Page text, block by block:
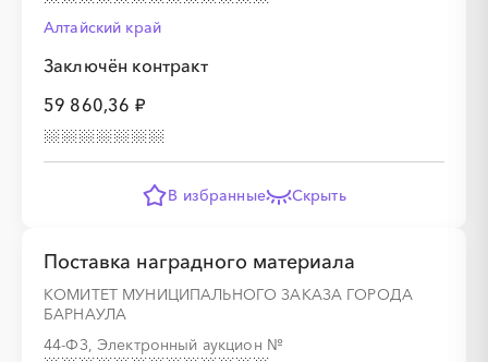
Алтайский край
Заключён контракт
59 860,36 ₽
В избранные Скрыть
Поставка наградного материала
КОМИТЕТ МУНИЦИПАЛЬНОГО ЗАКАЗА ГОРОДА
БАРНАУЛА
44-ФЗ, Электронный аукцион №
░
░
░
░
░